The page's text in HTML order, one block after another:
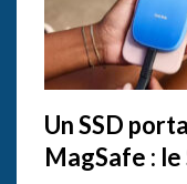
Un SSD
MagSafe :